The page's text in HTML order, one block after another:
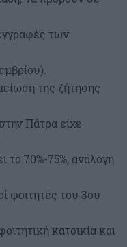
των
της ζήτησης
Πάτρα είχε
το 70%-75%, ανάλογη
φοιτητές του 3ου
κατοικία και